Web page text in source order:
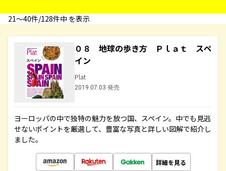
21〜40件/128件中 を表示
０８ 地球の歩き方 Ｐｌａｔ スペ
イン
Plat
2019.07.03 発売
ヨーロッパの中で独特の魅力を放つ国、スペイン。中でも見逃
せないポイントを厳選して、豊富な写真と詳しい図解で紹介し
ました。
詳細を見る